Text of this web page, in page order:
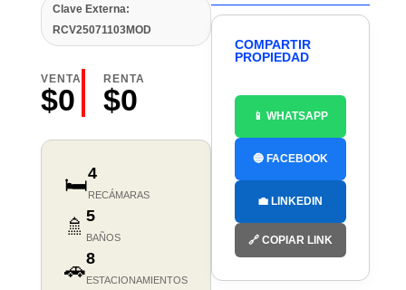
Clave Externa:
RCV25071103MOD
VENTA
$0
RENTA
$0
🛏️4
RECÁMARAS
🚿 5
BAÑOS
🚗8
ESTACIONAMIENTOS
COMPARTIR
PROPIEDAD
📱 WHATSAPP
🔵 FACEBOOK
💼 LINKEDIN
🔗 COPIAR LINK